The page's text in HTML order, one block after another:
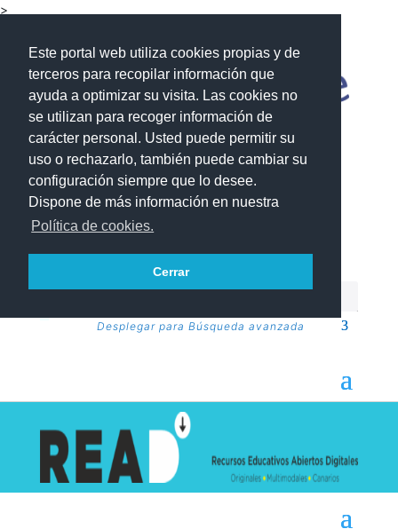
Este portal web utiliza cookies propias y de
terceros para recopilar información que
ayuda a optimizar su visita. Las cookies no
se utilizan para recoger información de
carácter personal. Usted puede permitir su
uso o rechazarlo, también puede cambiar su
configuración siempre que lo desee.
Dispone de más información en nuestra
Política de cookies.
Cerrar
>
Desplegar para Búsqueda avanzada